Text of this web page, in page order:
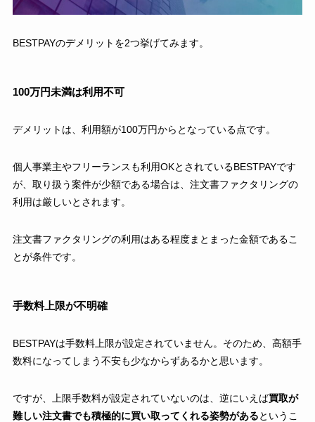
BESTPAYのデメリットを2つ挙げてみます。
100万円未満は利用不可
デメリットは、利用額が100万円からとなっている点です。
個人事業主やフリーランスも利用OKとされているBESTPAYです
が、取り扱う案件が少額である場合は、注文書ファクタリングの
利用は厳しいとされます。
注文書ファクタリングの利用はある程度まとまった金額であるこ
とが条件です。
手数料上限が不明確
BESTPAYは手数料上限が設定されていません。そのため、高額手
数料になってしまう不安も少なからずあるかと思います。
ですが、上限手数料が設定されていないのは、逆にいえば買取が
難しい注文書でも積極的に買い取ってくれる姿勢があるというこ